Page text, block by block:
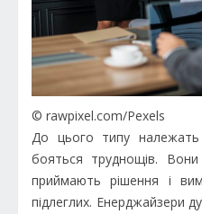
© rawpixel.com/Pexels
До цього типу належать
бояться труднощів.
приймають рішення і
підлеглих. Енерджайзери